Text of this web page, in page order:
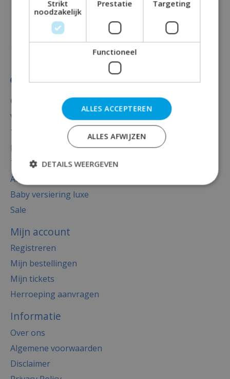
Categorieën
Versiering
Totaal thema feest
Decoratie
Thema's
Accessoires
Baby versiering luxe
Sale
Mijn account
Registreren
Mijn bestellingen
Mijn tickets
Herroeping aanvragen
Informatie
Over ons
Algemene voorwaarden
Disclaimer
Strikt
noodzakelijk
Prestatie Targeting
Functioneel
ALLES ACCEPTEREN
ALLES AFWIJZEN
DETAILS WEERGEVEN